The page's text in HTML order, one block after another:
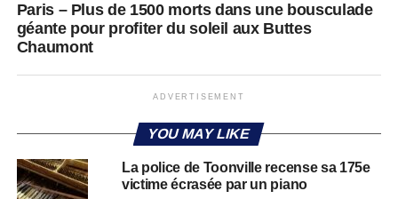
Paris – Plus de 1500 morts dans une bousculade
géante pour profiter du soleil aux Buttes
Chaumont
ADVERTISEMENT
YOU MAY LIKE
La police de Toonville recense sa 175e
victime écrasée par un piano